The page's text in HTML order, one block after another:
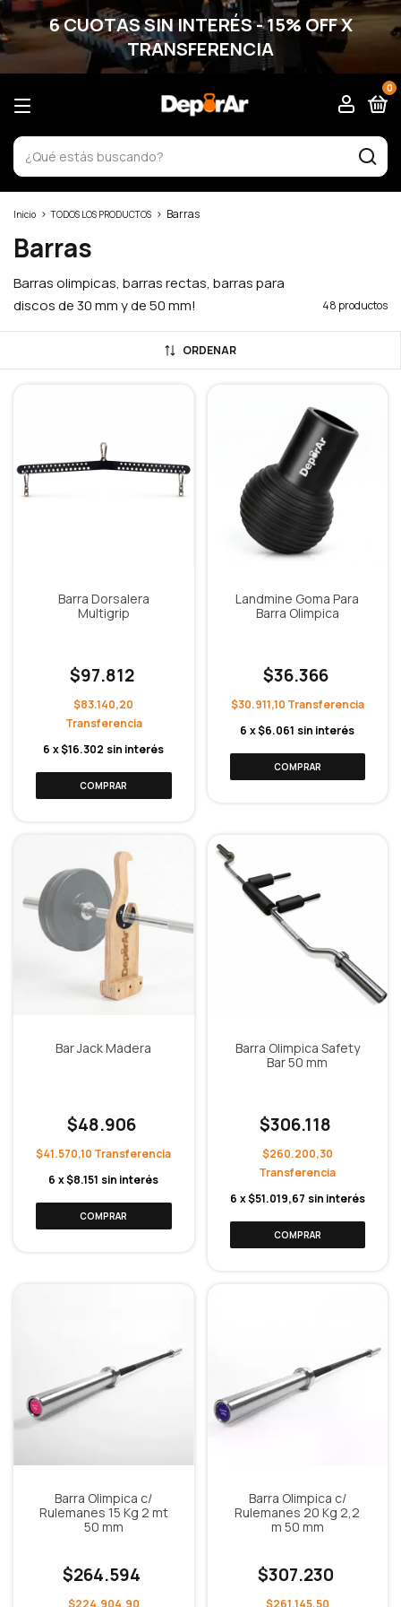
6 CUOTAS SIN INTERÉS - 15% OFF X
TRANSFERENCIA
0
Inicio > TODOS LOS PRODUCTOS > Barras
Barras
Barras olimpicas, barras rectas, barras para
discos de 30 mm y de 50 mm!
48 productos
ORDENAR
Barra Dorsalera
Multigrip
$97.812
$83.140,20
6 x$16.302 sin interés
Landmine Goma Para
Barra Olimpica
$36.366
$30.911,10
6 x$6.061 sin interés
Bar Jack Madera
$48.906
$41.570,10
6 x$8.151 sin interés
Barra Olimpica Safety
Bar 50 mm
$306.118
$260.200,30
6 x$51.019,67 sin interés
Barra Olimpica c/
Rulemanes 15 Kg 2 mt
50 mm
$264.594
$224.904,90
Barra Olimpica c/
Rulemanes 20 Kg 2,2
m 50 mm
$307.230
$261.145,50